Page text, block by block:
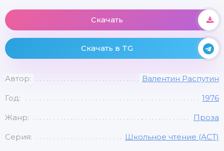
Скачать
Скачать в TG
Автор: Валентин Распутин
Год: 1976
Жанр: Проза
Серия: Школьное чтение (АСТ)